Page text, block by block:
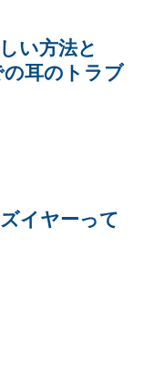
い方法と
耳のトラブ
イヤーって